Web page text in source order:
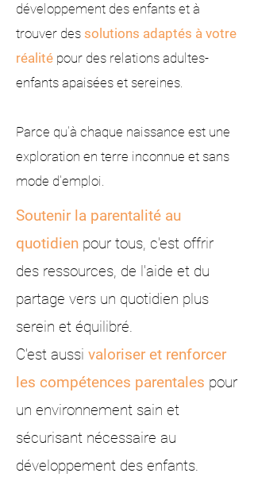
développement des enfants et à
trouver des solutions adaptés à votre
réalité pour des relations adultes-
enfants apaisées et sereines.​​
Parce qu'à chaque naissance est une
exploration en terre inconnue et sans
mode d'emploi.​
Soutenir la parentalité au
quotidien pour tous, c'est offrir
des ressources, de l'aide et du
partage vers un quotidien plus
serein et équilibré.
C'est aussi valoriser et renforcer
les compétences parentales pour
un environnement sain et
sécurisant nécessaire au
développement des enfants.​